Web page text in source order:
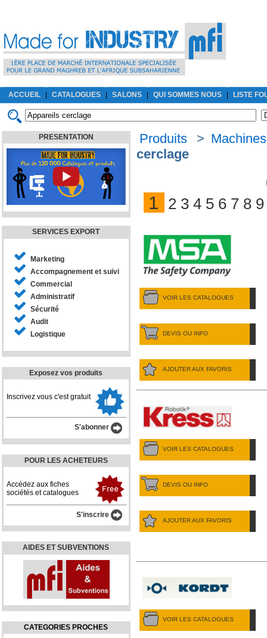
ACCUEIL CATALOGUES SALONS QUI SOMMES NOUS LISTE
PRESENTATION
SERVICES EXPORT
Marketing
Accompagnement et suivi
Commercial
Administratif
Sécurité
Audit
Logistique
Exposez vos produits
Inscrivez vous c'est gratuit
S'abonner
POUR LES ACHETEURS
Accédez aux fiches
sociétés et catalogues
S'inscrire
AIDES ET SUBVENTIONS
CATEGORIES PROCHES
Produits >
cerclage
1 2 3 4 5 6 7 8 9
VOIR LES CATALOGUES
DEVIS OU INFO
AJOUTER AUX FAVORIS
VOIR LES CATALOGUES
DEVIS OU INFO
AJOUTER AUX FAVORIS
VOIR LES CATALOGUES